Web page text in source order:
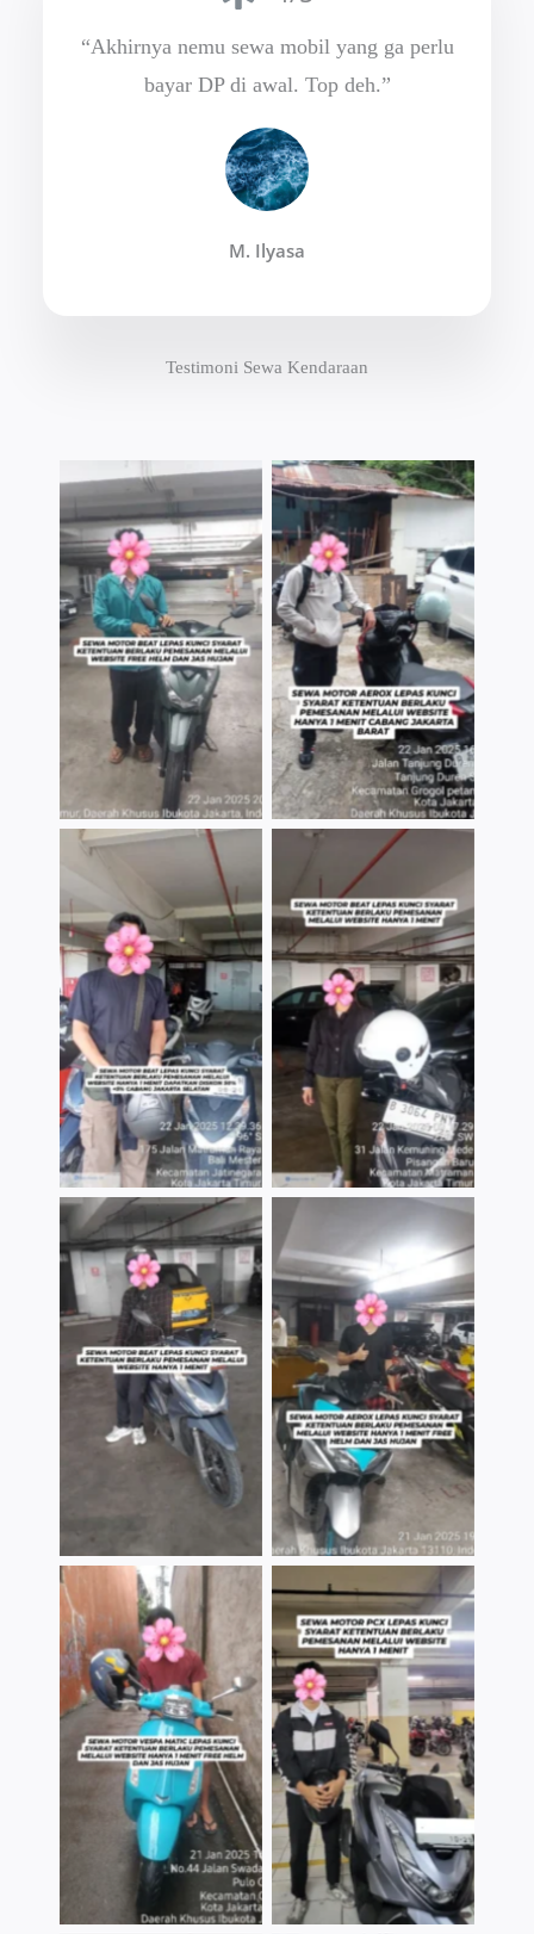
“Akhirnya nemu sewa mobil yang ga perlu
bayar DP di awal. Top deh.”
M. Ilyasa
Testimoni Sewa Kendaraan
TNo Caption TNo Caption
TNo Caption TNo Caption
TNo Caption TNo Caption
TNo Caption TNo Caption